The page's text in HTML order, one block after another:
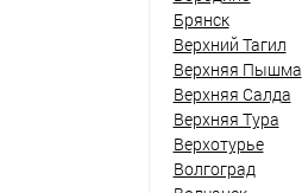
Брянск
Верхний Тагил
Верхняя Пышма
Верхняя Салда
Верхняя Тура
Верхотурье
Волгоград